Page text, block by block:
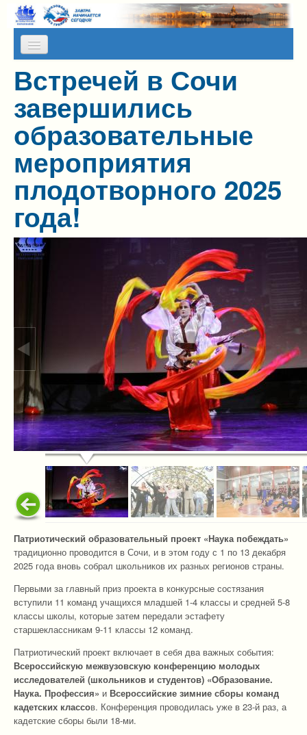
Skip to content
Skip to navigation
О НАС
КАЛЕНДАРЬ МЕРОПРИЯТИЙ
ПРЕСС-СЛУЖБА
АЛЬМАНАХ МИР
ПРОГРАММЫ НА КАНИКУЛЫ
ОТЗЫВЫ
ФОТОГАЛЕРЕИ
Встречей в Сочи
завершились
образовательные
мероприятия
плодотворного 2025
года!
Патриотический образовательный проект «Наука побеждать»
традиционно проводится в Сочи, и в этом году с 1 по 13 декабря
2025 года вновь собрал школьников их разных регионов страны.
Первыми за главный приз проекта в конкурсные состязания
вступили 11 команд учащихся младшей 1-4 классы и средней 5-8
классы школы, которые затем передали эстафету
старшеклассникам 9-11 классы 12 команд.
Патриотический проект включает в себя два важных события:
Всероссийскую межвузовскую конференцию молодых
исследователей (школьников и студентов) «Образование.
Наука. Профессия» и Всероссийские зимние сборы команд
кадетских классов. Конференция проводилась уже в 23-й раз, а
кадетские сборы были 18-ми.